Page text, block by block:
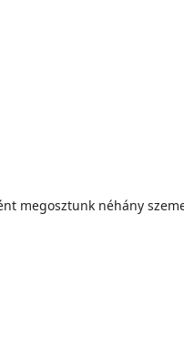
megosztunk néhány